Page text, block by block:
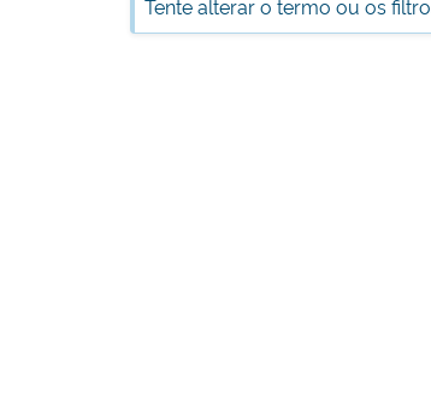
Tente alterar o termo ou os